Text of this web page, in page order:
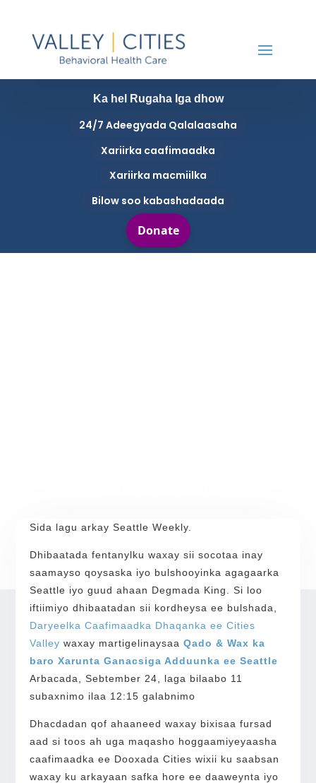
Ka hel Rugaha Iga dhow
24/7 Adeegyada Qalalaasaha
Xariirka caafimaadka
Xariirka macmiilka
Bilow soo kabashadaada
Sida lagu arkay Seattle Weekly.
Dhibaatada fentanylku waxay sii socotaa inay
saamayso qoysaska iyo bulshooyinka agagaarka
Seattle iyo guud ahaan Degmada King. Si loo
iftiimiyo dhibaatadan sii kordheysa ee bulshada,
Daryeelka Caafimaadka Dhaqanka ee Cities
Valley waxay martigelinaysaaQado & Wax ka
baro Xarunta Ganacsiga Adduunka ee Seattle
Arbacada, Sebtember 24, laga bilaabo 11
subaxnimo ilaa 12:15 galabnimo
Dhacdadan qof ahaaneed waxay bixisaa fursad
aad si toos ah uga maqasho hoggaamiyeyaasha
caafimaadka ee Dooxada Cities wixii ku saabsan
waxay ku arkayaan safka hore ee daaweynta iyo